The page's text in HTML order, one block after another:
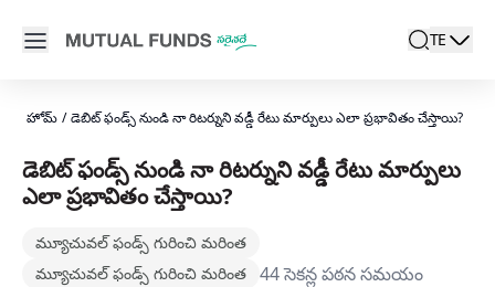
Open main menu
search
Locale
TE
active
హోమ్ / డెబిట్ ఫండ్స్ నుండి నా రిటర్నుని వడ్డీ రేటు మార్పులు ఎలా ప్రభావితం చేస్తాయి?
డెబిట్ ఫండ్స్ నుండి నా రిటర్నుని వడ్డీ రేటు మార్పులు
ఎలా ప్రభావితం చేస్తాయి?
మ్యూచువల్ ఫండ్స్‌ గురించి మరింత
మ్యూచువల్ ఫండ్స్‌ గురించి మరింత
44 సెకన్ల పఠన సమయం